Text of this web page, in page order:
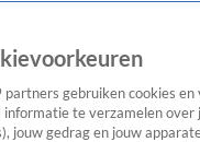
partners gebruiken cookies
informatie te verzamelen over
jouw gedrag en jouw